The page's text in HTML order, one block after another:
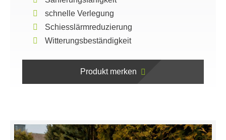
schnelle Verlegung
Schiesslärmreduzierung
Witterungsbeständigkeit
Produkt merken